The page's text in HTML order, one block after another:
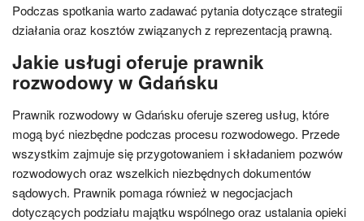
Podczas spotkania warto zadawać pytania dotyczące strategii
działania oraz kosztów związanych z reprezentacją prawną.
Jakie usługi oferuje prawnik
rozwodowy w Gdańsku
Prawnik rozwodowy w Gdańsku oferuje szereg usług, które
mogą być niezbędne podczas procesu rozwodowego. Przede
wszystkim zajmuje się przygotowaniem i składaniem pozwów
rozwodowych oraz wszelkich niezbędnych dokumentów
sądowych. Prawnik pomaga również w negocjacjach
dotyczących podziału majątku wspólnego oraz ustalania opieki